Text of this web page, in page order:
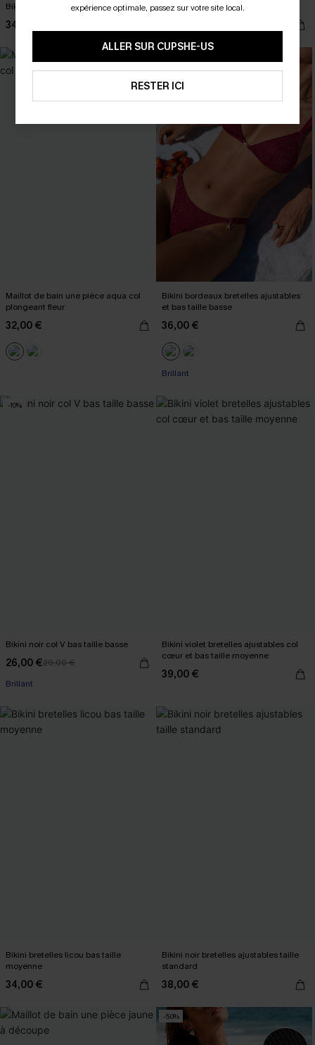
Bikini bleu taille standard
34,00 €
Bikini violet triangle taille basse
Maillot de bain une pièce aqua col
plongeant fleur
32,00 €
Bikini bordeaux bretelles ajustables
et bas taille basse
36,00 €
Brillant
-10%
Bikini noir col V bas taille basse
26,00 €29,00 €
Brillant
Bikini violet bretelles ajustables col
cœur et bas taille moyenne
39,00 €
Bikini bretelles licou bas taille
moyenne
34,00 €
Bikini noir bretelles ajustables taille
standard
38,00 €
-50%
expérience optimale, passez sur votre site local.
ALLER SUR CUPSHE-US
RESTER ICI